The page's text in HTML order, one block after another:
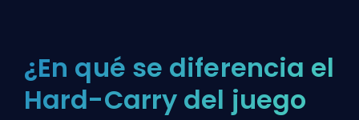
¿En qué se diferencia el
Hard-Carry del juego